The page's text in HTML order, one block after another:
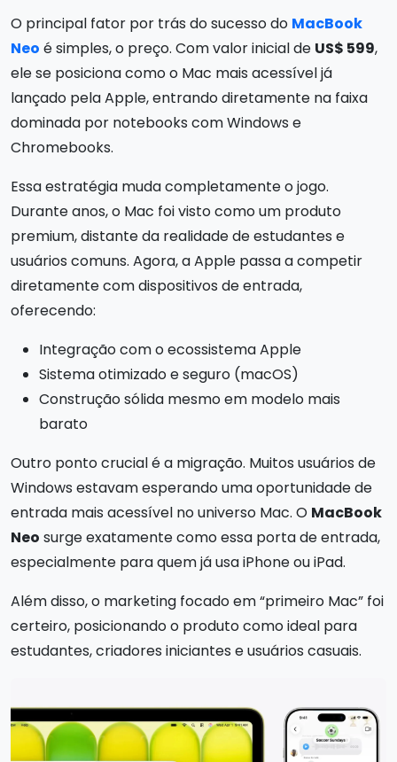
O principal fator por trás do sucesso do MacBook
Neo é simples, o preço. Com valor inicial de US$ 599,
ele se posiciona como o Mac mais acessível já
lançado pela Apple, entrando diretamente na faixa
dominada por notebooks com Windows e
Chromebooks.
Essa estratégia muda completamente o jogo.
Durante anos, o Mac foi visto como um produto
premium, distante da realidade de estudantes e
usuários comuns. Agora, a Apple passa a competir
diretamente com dispositivos de entrada,
oferecendo:
Integração com o ecossistema Apple
Sistema otimizado e seguro (macOS)
Construção sólida mesmo em modelo mais
barato
Outro ponto crucial é a migração. Muitos usuários de
Windows estavam esperando uma oportunidade de
entrada mais acessível no universo Mac. O MacBook
Neo surge exatamente como essa porta de entrada,
especialmente para quem já usa iPhone ou iPad.
Além disso, o marketing focado em “primeiro Mac” foi
certeiro, posicionando o produto como ideal para
estudantes, criadores iniciantes e usuários casuais.